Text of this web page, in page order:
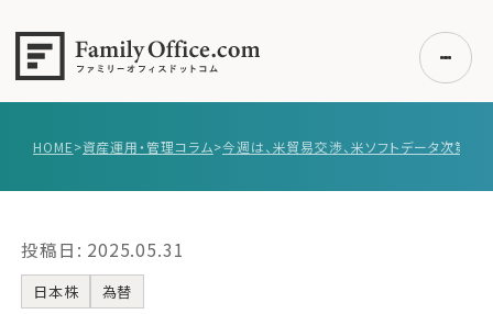
事例紹介
エキスパート一覧
HOME>資産運用・管理コラム>
投稿日: 2025.05.31
日本株 為替